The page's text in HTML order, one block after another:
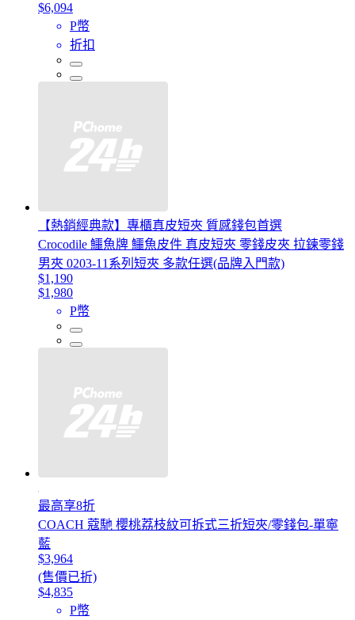
$6,094
P幣
折扣
【熱銷經典款】專櫃真皮短夾 質感錢包首選
Crocodile 鱷魚牌 鱷魚皮件 真皮短夾 零錢皮夾 拉鍊零錢
男夾 0203-11系列短夾 多款任選(品牌入門款)
$1,190
$1,980
P幣
最高享8折
COACH 蔻馳 櫻桃荔枝紋可拆式三折短夾/零錢包-單寧
藍
$3,964
(售價已折)
$4,835
P幣